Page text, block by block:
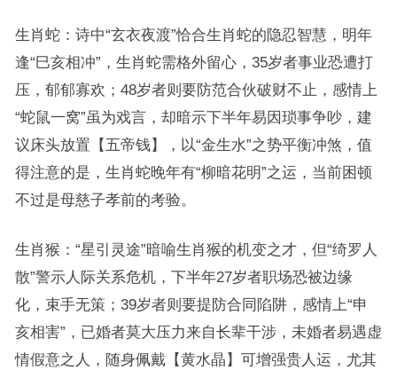
生肖蛇：诗中“玄衣夜渡”恰合生肖蛇的隐忍智慧，明年
逢“巳亥相冲”，生肖蛇需格外留心，35岁者事业恐遭打
压，郁郁寡欢；48岁者则要防范合伙破财不止，感情上
“蛇鼠一窝”虽为戏言，却暗示下半年易因琐事争吵，建
议床头放置【五帝钱】，以“金生水”之势平衡冲煞，值
得注意的是，生肖蛇晚年有“柳暗花明”之运，当前困顿
不过是母慈子孝前的考验。
生肖猴：“星引灵途”暗喻生肖猴的机变之才，但“绮罗人
散”警示人际关系危机，下半年27岁者职场恐被边缘
化，束手无策；39岁者则要提防合同陷阱，感情上“申
亥相害”，已婚者莫大压力来自长辈干涉，未婚者易遇虚
情假意之人，随身佩戴【黄水晶】可增强贵人运，尤其